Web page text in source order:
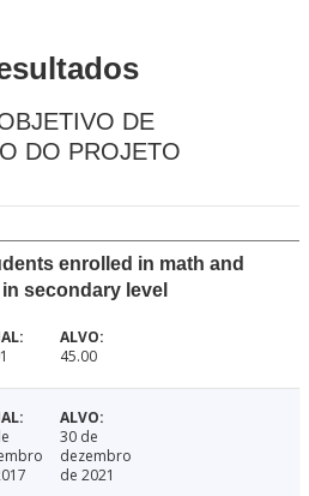
DE
DO PROJETO
enrolled in math and
secondary level
45.00
30 de
dezembro
de 2021